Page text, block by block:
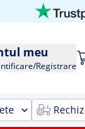
meu
Registrare